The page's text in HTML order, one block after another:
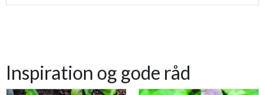
Inspiration og gode råd